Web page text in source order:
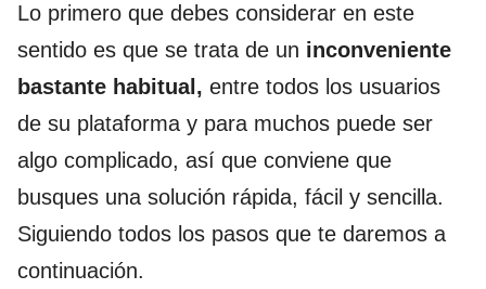
Lo primero que debes considerar en este
sentido es que se trata de un inconveniente
bastante habitual, entre todos los usuarios
de su plataforma y para muchos puede ser
algo complicado, así que conviene que
busques una solución rápida, fácil y sencilla.
Siguiendo todos los pasos que te daremos a
continuación.